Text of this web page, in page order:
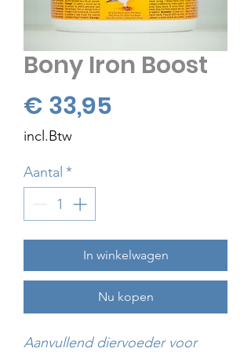
Bony Iron Boost
€ 33,95
incl.Btw
Aantal *
In winkelwagen
Nu kopen
Aanvullend diervoeder voor